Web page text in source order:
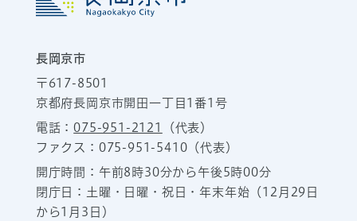
長岡京市
〒617-8501
京都府長岡京市開田一丁目1番1号
電話：075-951-2121
（代表）
ファクス：075-951-5410（代表）
開庁時間：午前8時30分から午後5時00分
閉庁日：土曜・日曜・祝日・年末年始（12月29日
から1月3日）